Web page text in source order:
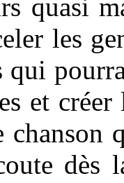
quasi
les
qui
et créer
chanson
dès